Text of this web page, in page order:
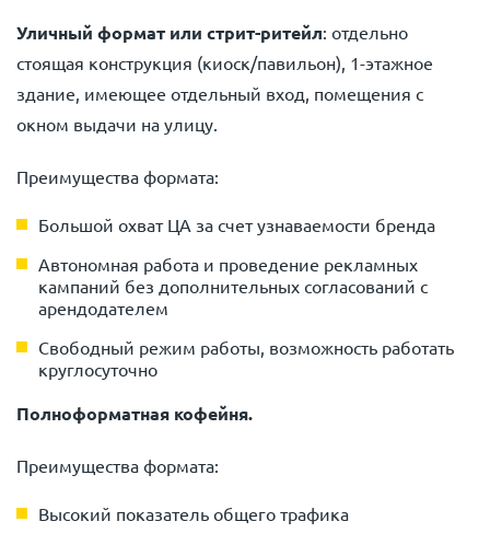
Уличный формат или стрит-ритейл: отдельно
стоящая конструкция (киоск/павильон), 1-этажное
здание, имеющее отдельный вход, помещения с
окном выдачи на улицу.
Преимущества формата:
Большой охват ЦА за счет узнаваемости бренда
Автономная работа и проведение рекламных
кампаний без дополнительных согласований с
арендодателем
Свободный режим работы, возможность работать
круглосуточно
Полноформатная кофейня.
Преимущества формата:
Высокий показатель общего трафика